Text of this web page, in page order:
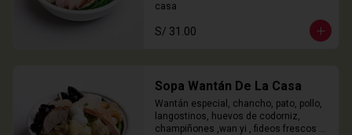
casa
S/ 31.00
Sopa Wantán De La Casa
Wantán especial, chancho, pato, pollo,
langostinos, huevos de codorniz,
champiñones ,wan yi , fideos frescos